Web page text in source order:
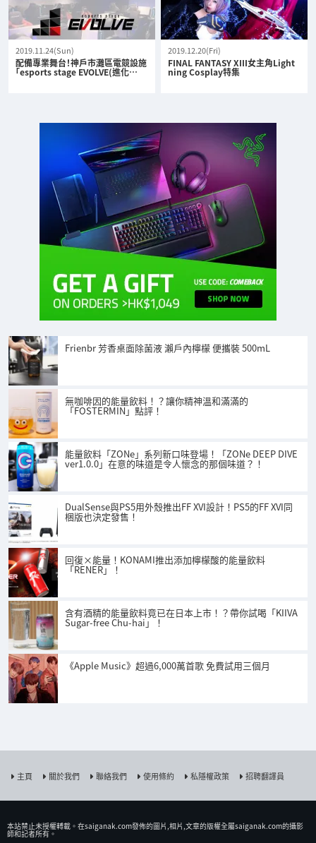
2019.11.24(Sun)
配備專業舞台！神戶市灘區電競設施
「esports stage EVOLVE(進化…
2019.12.20(Fri)
FINAL FANTASY XIII女主角Light
ning Cosplay特集
Frienbr 芳香桌面除菌液 瀨戶內檸檬 便攜裝 500mL
無咖啡因的能量飲料！？讓你精神溫和滿滿的
「FOSTERMIN」點評！
能量飲料「ZONe」系列新口味登場！「ZONe DEEP DIVE
ver1.0.0」在意的味道是令人懷念的那個味道？！
DualSense與PS5用外殼推出FF XVI設計！PS5的FF XVI同
梱版也決定發售！
回復×能量！KONAMI推出添加檸檬酸的能量飲料
「RENER」！
含有酒精的能量飲料竟已在日本上市！？帶你試喝「KIIVA
Sugar-free Chu-hai」！
《Apple Music》超過6,000萬首歌 免費試用三個月
主頁 關於我們 聯絡我們 使用條約 私隱權政策 招聘翻譯員
本站禁止未授權𨍭載。在saiganak.com發佈的圖片,相片,文章的版權全屬saiganak.com的攝影
師和記者所有。